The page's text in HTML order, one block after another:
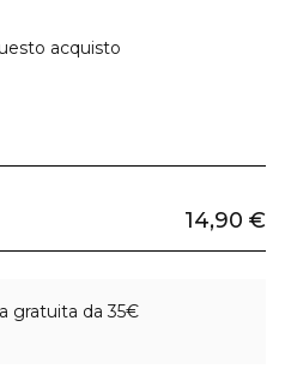
acquisto
14,90 €
gratuita da 35€